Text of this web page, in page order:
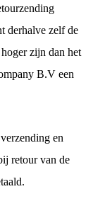
derhalve zelf de
zijn dan het
B.V een
en
retour van de